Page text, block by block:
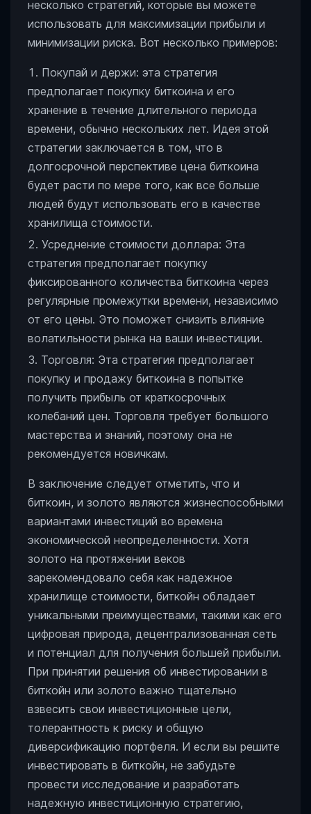
несколько стратегий, которые вы можете
использовать для максимизации прибыли и
минимизации риска. Вот несколько примеров:
Покупай и держи: эта стратегия
предполагает покупку биткоина и его
хранение в течение длительного периода
времени, обычно нескольких лет. Идея этой
стратегии заключается в том, что в
долгосрочной перспективе цена биткоина
будет расти по мере того, как все больше
людей будут использовать его в качестве
хранилища стоимости.
Усреднение стоимости доллара: Эта
стратегия предполагает покупку
фиксированного количества биткоина через
регулярные промежутки времени, независимо
от его цены. Это поможет снизить влияние
волатильности рынка на ваши инвестиции.
Торговля: Эта стратегия предполагает
покупку и продажу биткоина в попытке
получить прибыль от краткосрочных
колебаний цен. Торговля требует большого
мастерства и знаний, поэтому она не
рекомендуется новичкам.
В заключение следует отметить, что и
биткоин, и золото являются жизнеспособными
вариантами инвестиций во времена
экономической неопределенности. Хотя
золото на протяжении веков
зарекомендовало себя как надежное
хранилище стоимости, биткойн обладает
уникальными преимуществами, такими как его
цифровая природа, децентрализованная сеть
и потенциал для получения большей прибыли.
При принятии решения об инвестировании в
биткойн или золото важно тщательно
взвесить свои инвестиционные цели,
толерантность к риску и общую
диверсификацию портфеля. И если вы решите
инвестировать в биткойн, не забудьте
провести исследование и разработать
надежную инвестиционную стратегию,